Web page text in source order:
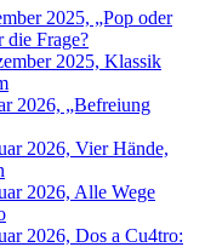
2025, „Pop oder
die Frage?
2025, Klassik
2026, „Befreiung
2026, Vier Hände,
2026, Alle Wege
2026, Dos a Cu4tro: